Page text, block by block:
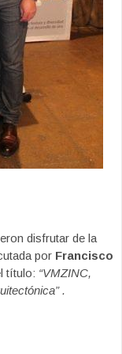
disfrutar de la
por Francisco
título: “VMZINC,
.